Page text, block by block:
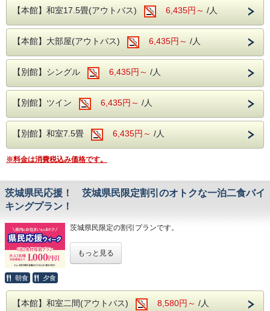
２０２６年 ８月２４日（月）～ ８月２７日（木）
２０２６年 ９月 ６日（日）～ ９月１１日（金）
２０２６年１０月 ４日（日）～１０月 ９日（金）
注意事項
上記、期間内で2泊できる日程でのご利用が可能となりま
期間に含まれない日程は、ご利用いただけませんので、ご注
2泊限定のプランとなります。
ご予約後に1泊、3泊以上に変更される場合は通常プランの
料金となります。
奥久慈館は
袋田の滝をはじめ、久慈川沿いの風光明媚な環境です。
4月中旬には桜、下旬から5月中旬に掛けては新緑が望めま
す
【月待の滝】、
ノスタルジックな佇まいから、数々のドラマや映画のロケ地
になっている
大浴場は【大子温泉】となり、
PH8.75ナトリウム-硫酸塩・塩化物温泉です！
ヌメヌメ感を体験してください。
お好きなものをお好きなだけ、お召し上がりがりいただける
【本館】和室17.5畳(アウトバス) 6,435円～ /人
【本館】大部屋(アウトバス) 6,435円～ /人
【別館】シングル 6,435円～ /人
【別館】ツイン 6,435円～ /人
【別館】和室7.5畳 6,435円～ /人
※料金は消費税込み価格です。
茨城県民応援！ 茨城県民限定割引のオトクな一泊二食バイ
キングプラン！
茨城県民限定の割引プランです。
茨城県にお住まいの方限定で、本体価格より1,000円割引と
なるプランです！
まずは我々茨城県民が地元の良さを再確認してはいかがでし
ょうか？
もっと見る
朝食 夕食
【本館】和室二間(アウトバス) 8,580円～ /人